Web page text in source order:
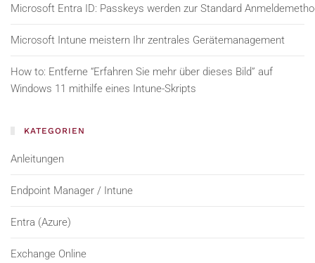
Microsoft Entra ID: Passkeys werden zur Standard
Microsoft Intune meistern Ihr zentrales Gerätemanagement
How to: Entferne “Erfahren Sie mehr über dieses Bild” auf
Windows 11 mithilfe eines Intune-Skripts
KATEGORIEN
Anleitungen
Endpoint Manager / Intune
Entra (Azure)
Exchange Online